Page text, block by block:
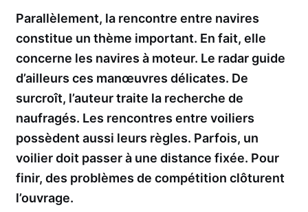
Parallèlement, la rencontre entre navires
constitue un thème important. En fait, elle
concerne les navires à moteur. Le radar guide
d’ailleurs ces manœuvres délicates. De
surcroît, l’auteur traite la recherche de
naufragés. Les rencontres entre voiliers
possèdent aussi leurs règles. Parfois, un
voilier doit passer à une distance fixée. Pour
finir, des problèmes de compétition clôturent
l’ouvrage.